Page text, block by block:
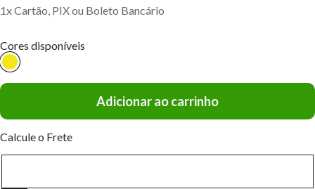
1x Cartão, PIX ou Boleto Bancário
Adicionar ao carrinho
Calcule o Frete